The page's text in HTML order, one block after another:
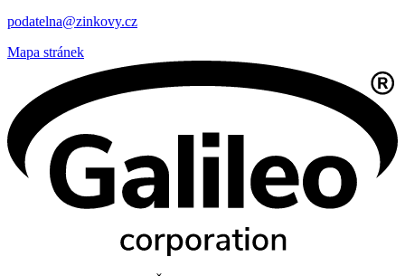
podatelna@zinkovy.cz
Mapa stránek